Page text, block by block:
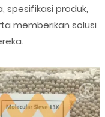
spesifikasi produk,
memberikan solusi